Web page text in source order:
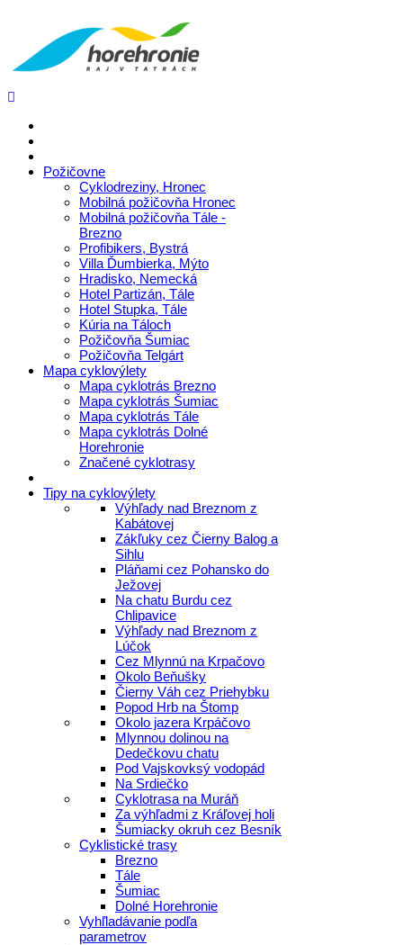
Požičovne
Cyklodreziny, Hronec
Mobilná požičovňa Hronec
Mobilná požičovňa Tále -
Brezno
Profibikers, Bystrá
Villa Ďumbierka, Mýto
Hradisko, Nemecká
Hotel Partizán, Tále
Hotel Stupka, Tále
Kúria na Táloch
Požičovňa Šumiac
Požičovňa Telgárt
Mapa cyklovýlety
Mapa cyklotrás Brezno
Mapa cyklotrás Šumiac
Mapa cyklotrás Tále
Mapa cyklotrás Dolné
Horehronie
Značené cyklotrasy
Tipy na cyklovýlety
Výhľady nad Breznom z
Kabátovej
Zákľuky cez Čierny Balog a
Sihlu
Pláňami cez Pohansko do
Ježovej
Na chatu Burdu cez
Chlipavice
Výhľady nad Breznom z
Lúčok
Cez Mlynnú na Krpačovo
Okolo Beňušky
Čierny Váh cez Priehybku
Popod Hrb na Štomp
Okolo jazera Krpáčovo
Mlynnou dolinou na
Dedečkovu chatu
Pod Vajskovksý vodopád
Na Srdiečko
Cyklotrasa na Muráň
Za výhľadmi z Kráľovej holi
Šumiacky okruh cez Besník
Cyklistické trasy
Brezno
Tále
Šumiac
Dolné Horehronie
Vyhľladávanie podľa
parametrov